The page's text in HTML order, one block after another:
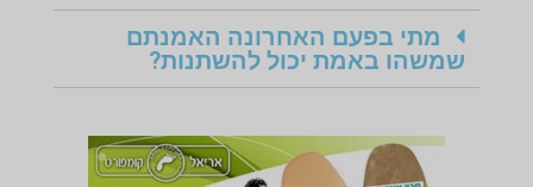
מתי בפעם האחרונה האמנתם
שמשהו באמת יכול להשתנות?